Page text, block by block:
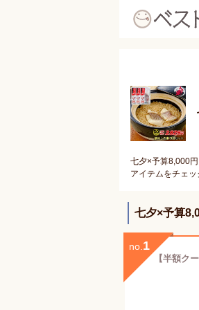
七夕×予算8,000
アイテムをチェッ
七夕×予算
no. 1